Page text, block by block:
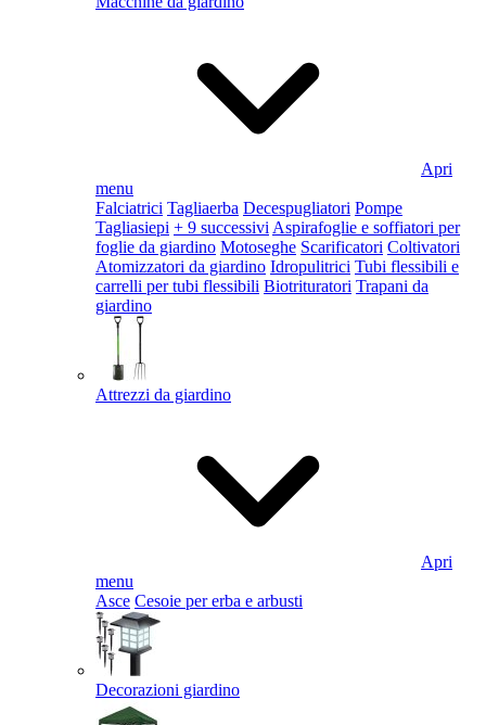
Apri
menu
Falciatrici Tagliaerba Decespugliatori Pompe
Tagliasiepi + 9 successivi Aspirafoglie e soffiatori per
foglie da giardino Motoseghe Scarificatori Coltivatori
Atomizzatori da giardino Idropulitrici Tubi flessibili e
carrelli per tubi flessibili Biotrituratori Trapani da
giardino
Attrezzi da giardino
Apri
menu
Asce Cesoie per erba e arbusti
Decorazioni giardino